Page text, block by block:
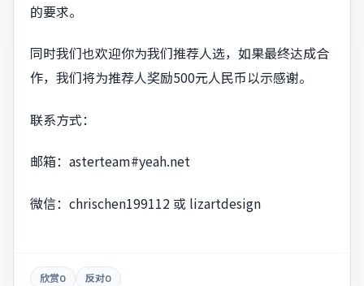
的要求。
同时我们也欢迎你为我们推荐人选，如果最终达成合
作，我们将为推荐人奖励500元人民币以示感谢。
联系方式：
邮箱： asterteam#yeah.net
微信：chrischen199112 或 lizartdesign
欣赏0 反对0